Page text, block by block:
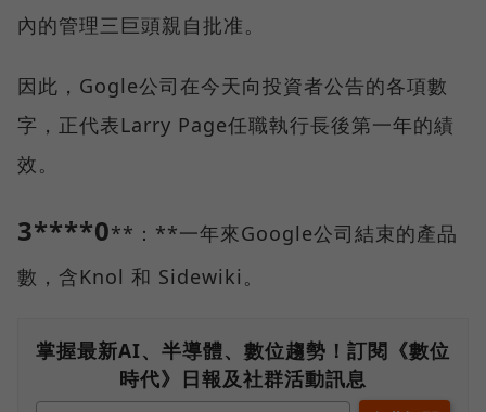
內的管理三巨頭親自批准。
因此，Gogle公司在今天向投資者公告的各項數
字，正代表Larry Page任職執行長後第一年的績
效。
3****0**：**一年來Google公司結束的產品
數，含Knol 和 Sidewiki。
掌握最新AI、半導體、數位趨勢！訂閱《數位
時代》日報及社群活動訊息